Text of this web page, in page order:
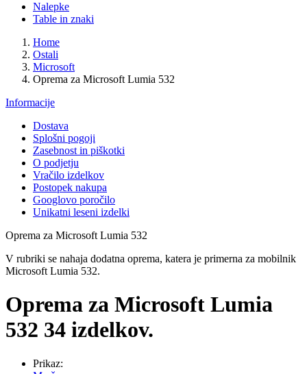
Nalepke
Table in znaki
Home
Ostali
Microsoft
Oprema za Microsoft Lumia 532
Informacije
Dostava
Splošni pogoji
Zasebnost in piškotki
O podjetju
Vračilo izdelkov
Postopek nakupa
Googlovo poročilo
Unikatni leseni izdelki
Oprema za Microsoft Lumia 532
V rubriki se nahaja dodatna oprema, katera je primerna za mobilnik
Microsoft Lumia 532.
Oprema za Microsoft Lumia
532 34 izdelkov.
Prikaz: